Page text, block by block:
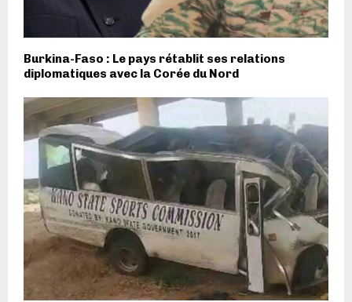
Burkina-Faso : Le pays rétablit ses relations
diplomatiques avec la Corée du Nord